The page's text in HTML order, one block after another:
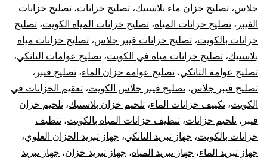
جلاس، تصليح خزان ماء بلاستيك، تصليح خزانات، تصليح خزانات
الفيبر ، تصليح خزانات المياه، تصليح خزانات المياه الكويت، تصليح
خزانات بالكويت، تصليح خزانات فيبر جلاس، تصليح خزانات مياه
بلاستيك، تصليح خزانات مياه في الكويت، تصليح عوامات التانكي،
تصليح عوامة التانكي، تصليح عوامة خزان الماء، تصليح فيبر ،
تصليح فيبر جلاس، تصليح فيبر جلاس الكويت، تعقيم الخزانات في
الكويت، تكييف خزانات الماء، تلحيم خزان بلاستيك، تلحيم خزان
فيبر ، تلحيم خزانات، تنظيف خزانات المياه بالكويت، تنظيف
خزانات بالكويت، جهاز تبريد التانكي، جهاز تبريد الخزان العلوي،
جهاز تبريد الماء، جهاز تبريد المياه، جهاز تبريد خزان، جهاز تبريد